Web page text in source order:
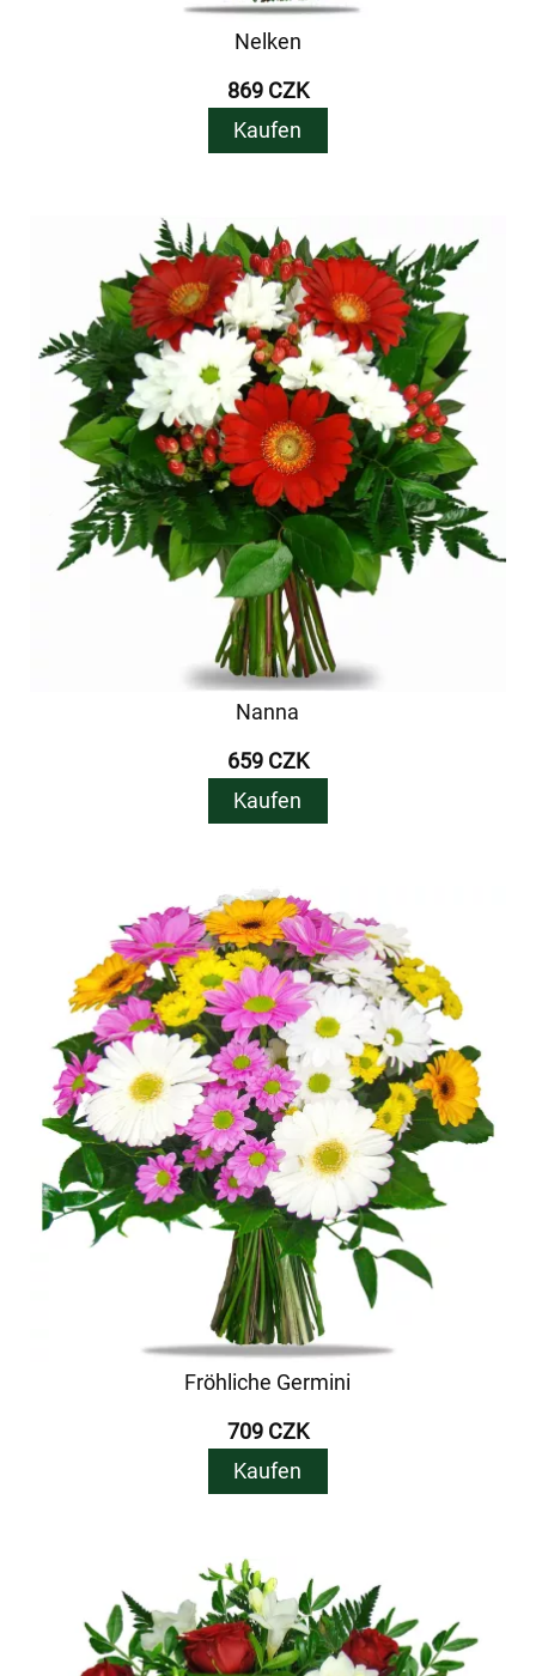
Nelken
869 CZK
Kaufen
Nanna
659 CZK
Kaufen
Fröhliche Germini
709 CZK
Kaufen